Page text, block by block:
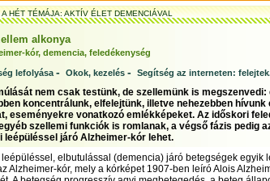
A HÉT TÉMÁJA: AKTÍV ÉLET DEMENCIÁVAL
alkonya
kór, demencia, feledékenység
lefolyása - Okok, kezelés - Segítség az interneten:
nem csak testünk, de szellemünk is megszenvedi:
koncentrálunk, elfelejtünk, illetve nehezebben hívunk
eseményekre vonatkozó emlékképeket. Az időskori
szellemi funkciók is romlanak, a végső fázis pedig
leépüléssel járó Alzheimer-kór lehet.
leépüléssel, elbutulással (demencia) járó betegségek egyik
Alzheimer-kór, mely a kórképet 1907-ben leíró Alois